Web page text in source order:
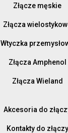
Złącze męskie
Złącza
Wtyczka
Złącza Amphenol
Złącza Wieland
Akcesoria do
Kontakty do złączy